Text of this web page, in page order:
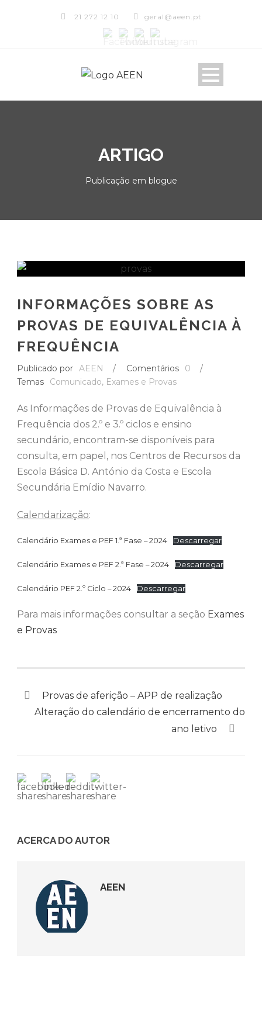
21 272 12 10 geral@aeen.pt
ARTIGO
Publicação em blogue
INFORMAÇÕES SOBRE AS
PROVAS DE EQUIVALÊNCIA À
FREQUÊNCIA
Publicado por AEEN / Comentários 0
/
Temas
Comunicado, Exames e Provas
As Informações de Provas de Equivalência à
Frequência dos 2.º e 3.º ciclos e ensino
secundário, encontram-se disponíveis para
consulta, em papel, nos Centros de Recursos da
Escola Básica D. António da Costa e Escola
Secundária Emídio Navarro.
Calendarização:
Calendário Exames e PEF 1.ª Fase – 2024 Descarregar
Calendário Exames e PEF 2.ª Fase – 2024 Descarregar
Calendário PEF 2.º Ciclo – 2024 Descarregar
Para mais informações consultar a seção Exames
e Provas
Provas de aferição – APP de realização
Alteração do calendário de encerramento do
ano letivo
ACERCA DO AUTOR
AEEN